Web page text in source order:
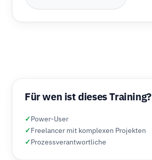
Für wen ist dieses Training?
✓Power-User
✓Freelancer mit komplexen Projekten
✓Prozessverantwortliche